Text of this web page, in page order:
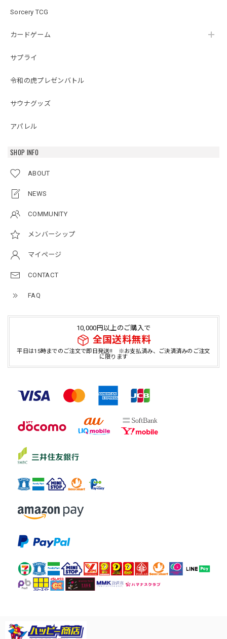
Sorcery TCG
カードゲーム
サプライ
令和の虎プレゼンバトル
サウナグッズ
アパレル
SHOP INFO
ABOUT
NEWS
COMMUNITY
メンバーシップ
マイページ
CONTACT
FAQ
10,000円以上のご購入で
全国送料無料
平日は15時までのご注文で即日発送!! ※お支払済み、ご決済済みのご注文
に限ります